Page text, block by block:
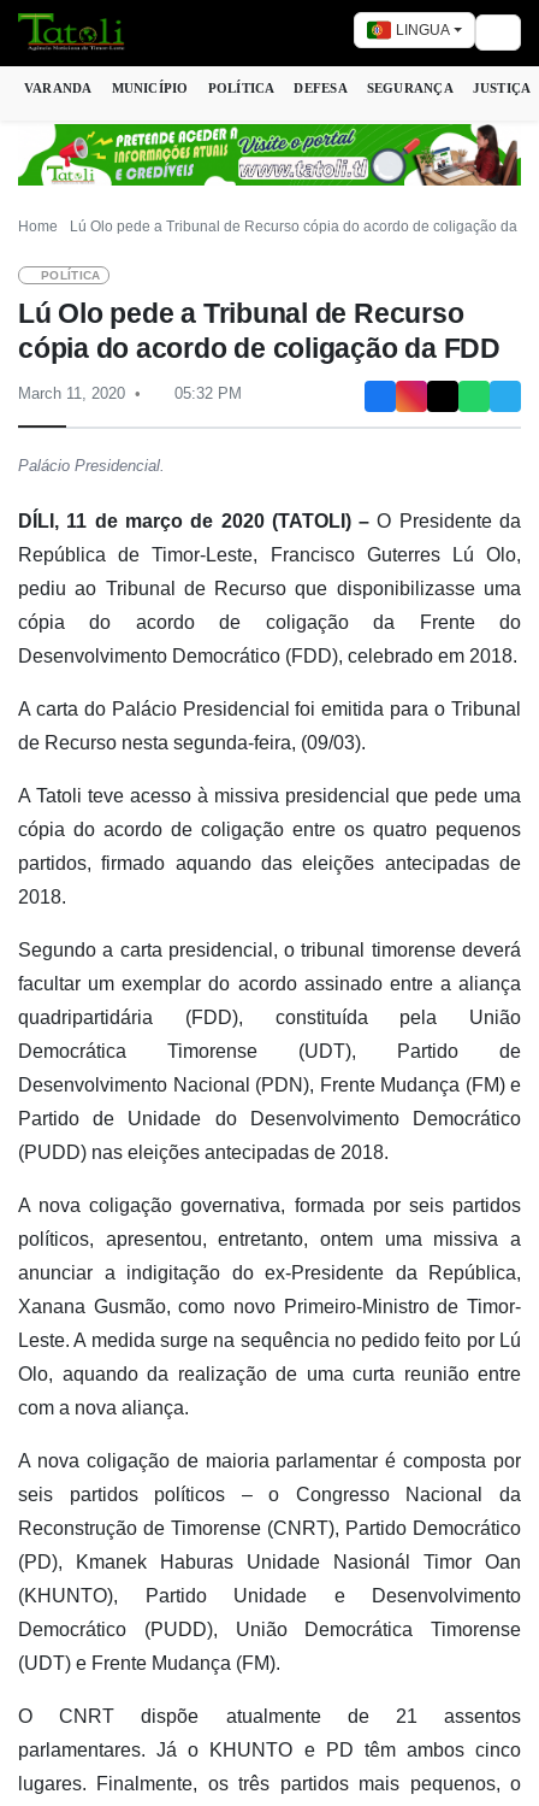
LINGUA
VARANDA MUNICÍPIO POLÍTICA DEFESA SEGURANÇA JUSTIÇA
Home Lú Olo pede a Tribunal de Recurso cópia do acordo de coligação da
POLÍTICA
Lú Olo pede a Tribunal de Recurso
cópia do acordo de coligação da FDD
March 11, 2020 05:32 PM
Palácio Presidencial.
DÍLI, 11 de março de 2020 (TATOLI) – O Presidente da
República de Timor-Leste, Francisco Guterres Lú Olo,
pediu ao Tribunal de Recurso que disponibilizasse uma
cópia do acordo de coligação da Frente do
Desenvolvimento Democrático (FDD), celebrado em 2018.
A carta do Palácio Presidencial foi emitida para o Tribunal
de Recurso nesta segunda-feira, (09/03).
A Tatoli teve acesso à missiva presidencial que pede uma
cópia do acordo de coligação entre os quatro pequenos
partidos, firmado aquando das eleições antecipadas de
2018.
Segundo a carta presidencial, o tribunal timorense deverá
facultar um exemplar do acordo assinado entre a aliança
quadripartidária (FDD), constituída pela União
Democrática Timorense (UDT), Partido de
Desenvolvimento Nacional (PDN), Frente Mudança (FM) e
Partido de Unidade do Desenvolvimento Democrático
(PUDD) nas eleições antecipadas de 2018.
A nova coligação governativa, formada por seis partidos
políticos, apresentou, entretanto, ontem uma missiva a
anunciar a indigitação do ex-Presidente da República,
Xanana Gusmão, como novo Primeiro-Ministro de Timor-
Leste. A medida surge na sequência no pedido feito por Lú
Olo, aquando da realização de uma curta reunião entre
com a nova aliança.
A nova coligação de maioria parlamentar é composta por
seis partidos políticos – o Congresso Nacional da
Reconstrução de Timorense (CNRT), Partido Democrático
(PD), Kmanek Haburas Unidade Nasionál Timor Oan
(KHUNTO), Partido Unidade e Desenvolvimento
Democrático (PUDD), União Democrática Timorense
(UDT) e Frente Mudança (FM).
O CNRT dispõe atualmente de 21 assentos
parlamentares. Já o KHUNTO e PD têm ambos cinco
lugares. Finalmente, os três partidos mais pequenos, o